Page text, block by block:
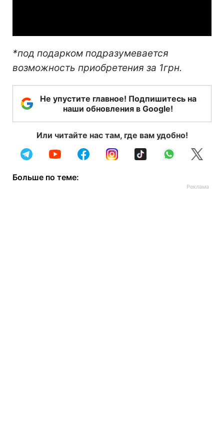
*под подарком подразумевается
возможность приобретения за 1грн.
Не упустите главное! Подпишитесь на
наши обновления в Google!
Или читайте нас там, где вам удобно!
Больше по теме: